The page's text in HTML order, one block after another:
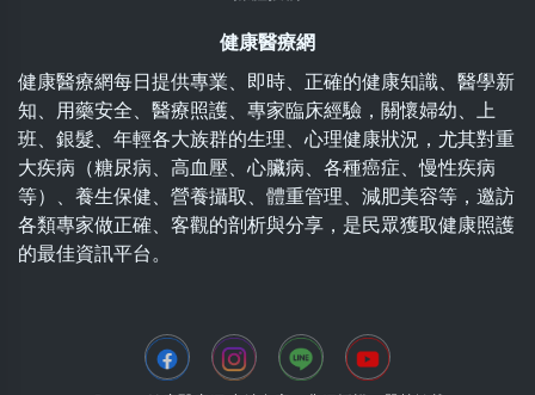
健康醫療網
健康醫療網每日提供專業、即時、正確的健康知識、醫學新
知、用藥安全、醫療照護、專家臨床經驗，關懷婦幼、上
班、銀髮、年輕各大族群的生理、心理健康狀況，尤其對重
大疾病（糖尿病、高血壓、心臟病、各種癌症、慢性疾病
等）、養生保健、營養攝取、體重管理、減肥美容等，邀訪
各類專家做正確、客觀的剖析與分享，是民眾獲取健康照護
的最佳資訊平台。